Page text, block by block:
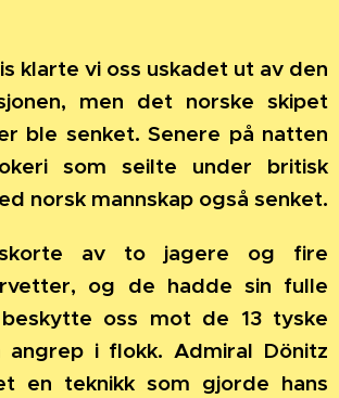
klarte vi oss uskadet ut av den
men det norske skipet
ble senket. Senere på natten
som seilte under britisk
norsk mannskap også senket.
av to jagere og fire
og de hadde sin fulle
oss mot de 13 tyske
angrep i flokk. Admiral Dönitz
en teknikk som gjorde hans